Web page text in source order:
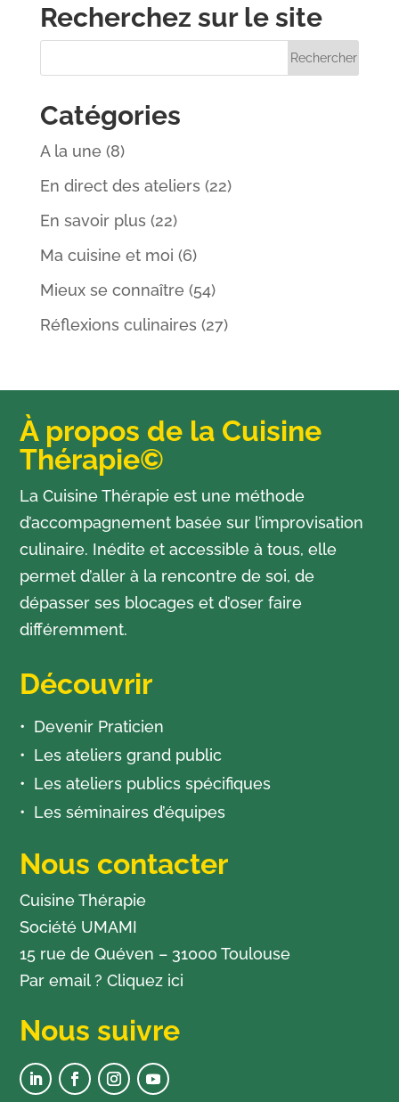
Recherchez sur le site
Catégories
A la une (8)
En direct des ateliers (22)
En savoir plus (22)
Ma cuisine et moi (6)
Mieux se connaître (54)
Réflexions culinaires (27)
À propos de la Cuisine
Thérapie©
La Cuisine Thérapie est une méthode
d’accompagnement basée sur l’improvisation
culinaire. Inédite et accessible à tous, elle
permet d’aller à la rencontre de soi, de
dépasser ses blocages et d’oser faire
différemment.
Découvrir
Devenir Praticien
Les ateliers grand public
Les ateliers publics spécifiques
Les séminaires d’équipes
Nous contacter
Cuisine Thérapie
Société UMAMI
15 rue de Quéven – 31000 Toulouse
Par email ?Cliquez ici
Nous suivre